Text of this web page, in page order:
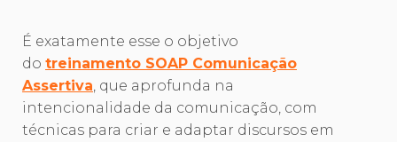
É exatamente esse o objetivo
do treinamento SOAP Comunicação
Assertiva, que aprofunda na
intencionalidade da comunicação, com
técnicas para criar e adaptar discursos em